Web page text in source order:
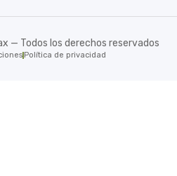
— Todos los derechos reservados
Política de privacidad